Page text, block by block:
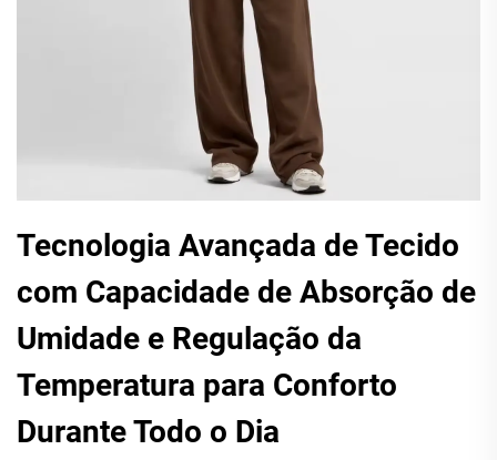
Tecnologia Avançada de Tecido
com Capacidade de Absorção de
Umidade e Regulação da
Temperatura para Conforto
Durante Todo o Dia